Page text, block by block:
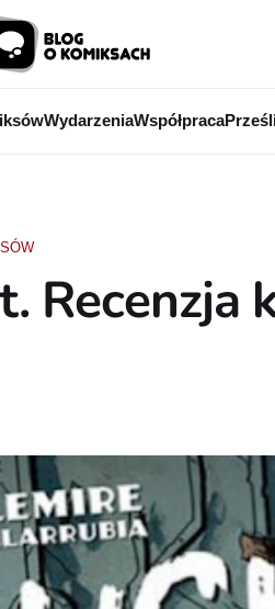
WydarzeniaWspółpraca
Recenzja